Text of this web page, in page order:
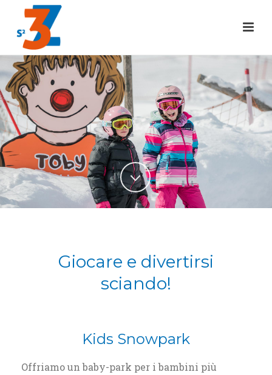
Giocare e divertirsi
sciando!
Kids Snowpark
Offriamo un baby-park per i bambini più